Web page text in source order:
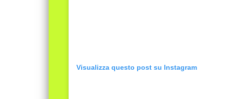
Visualizza questo post su Instagram